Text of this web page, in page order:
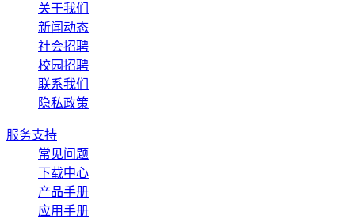
关于我们
新闻动态
社会招聘
校园招聘
联系我们
隐私政策
服务支持
常见问题
下载中心
产品手册
应用手册